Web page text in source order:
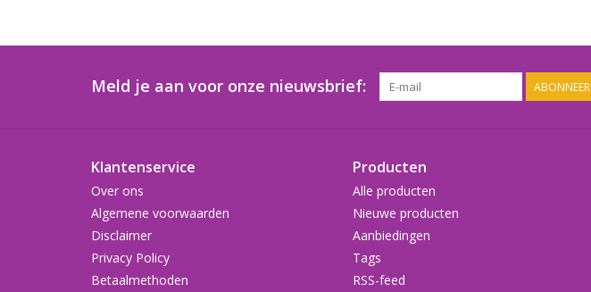
Meld je aan voor onze nieuwsbrief: ABONNEER
Klantenservice
Over ons
Algemene voorwaarden
Disclaimer
Privacy Policy
Betaalmethoden
Producten
Alle producten
Nieuwe producten
Aanbiedingen
Tags
RSS-feed